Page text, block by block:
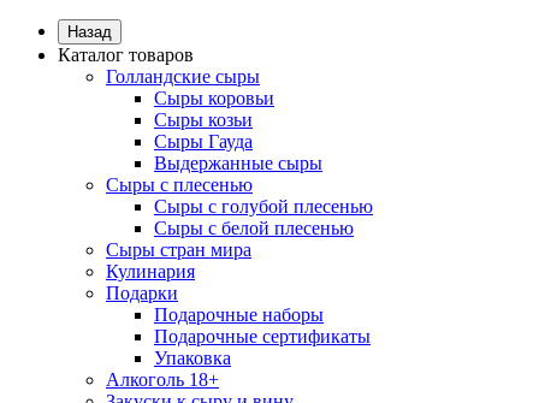
Назад
Каталог товаров
Голландские сыры
Сыры коровьи
Сыры козьи
Сыры Гауда
Выдержанные сыры
Сыры с плесенью
Сыры с голубой плесенью
Сыры с белой плесенью
Сыры стран мира
Кулинария
Подарки
Подарочные наборы
Подарочные сертификаты
Упаковка
Алкоголь 18+